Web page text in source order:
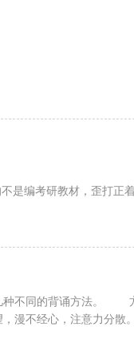
学习的时候，可以采取
几种不同的背诵方法
不经心，注意力分散。